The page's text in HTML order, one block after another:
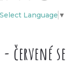
Select Language ▼
červené se